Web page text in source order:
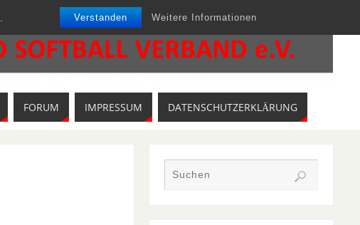
Verstanden Weitere Informationen
FORUM IMPRESSUM DATENSCHUTZERKLÄRUNG